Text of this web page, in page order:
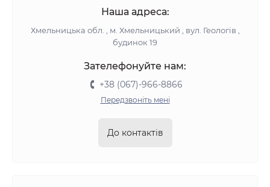
Наша адреса:
Хмельницька обл. , м. Хмельницький , вул. Геологів ,
будинок 19
Зателефонуйте нам:
+38 (067)-966-8866
Передзвоніть мені
До контактів